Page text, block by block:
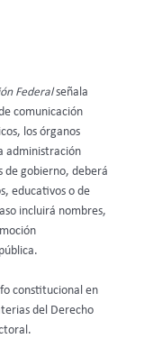
Federalseñala
comunicación
los órganos
administración
de gobierno, deberá
educativos o de
incluirá nombres,
constitucional en
del Derecho